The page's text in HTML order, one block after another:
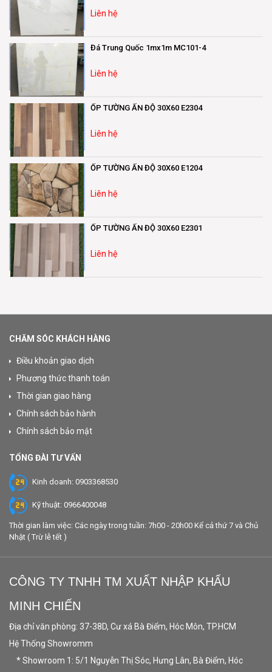
Liên hệ
Đá Trung Quốc 1mx1m MC101-4
Liên hệ
ỐP TƯỜNG ẤN ĐỘ 30X60 E2304
Liên hệ
ỐP TƯỜNG ẤN ĐỘ 30X60 E1204
Liên hệ
ỐP TƯỜNG ẤN ĐỘ 30X60 E2301
Liên hệ
CHĂM SÓC KHÁCH HÀNG
Điều khoản giao dịch
Phương thức thanh toán
Thời gian giao hàng
Chính sách bảo hành
Chính sách bảo mật
TỔNG ĐÀI TƯ VẤN
Kinh doanh: 0903368530
Kỹ thuật: 0966400048
Thời gian làm việc: Các ngày trong tuần: 7h00 - 20h00 Kể cả thứ 7 và Chủ
Nhật ( Trừ lễ tết )
CÔNG TY TNHH TM XUẤT NHẬP KHẨU
MINH CHIẾN
Địa chỉ văn phòng: 37-38D, Cư xá Bà Điểm, Hóc Môn, TP.HCM
Hệ Thống Showromm
* Showroom 1: 5/1 Nguyễn Thị Sóc, Hưng Lân, Bà Điểm, Hóc